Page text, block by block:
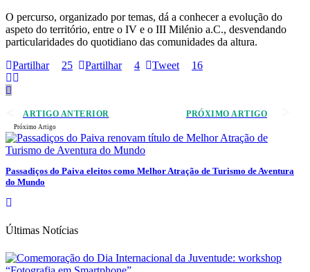
O percurso, organizado por temas, dá a conhecer a evolução do
aspeto do território, entre o IV e o III Milénio a.C., desvendando
particularidades do quotidiano das comunidades da altura.
Partilhar
25 Partilhar 4 Tweet 16
ARTIGO ANTERIOR PRÓXIMO ARTIGO
Próximo Artigo
Passadiços do Paiva eleitos como Melhor Atração de Turismo de Aventura
do Mundo
Últimas Notícias